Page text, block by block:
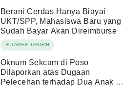
Berani Cerdas Hanya Biayai
UKT/SPP, Mahasiswa Baru yang
Sudah Bayar Akan Direimburse
SULAWESI TENGAH
Oknum Sekcam di Poso
Dilaporkan atas Dugaan
Pelecehan terhadap Dua Anak di